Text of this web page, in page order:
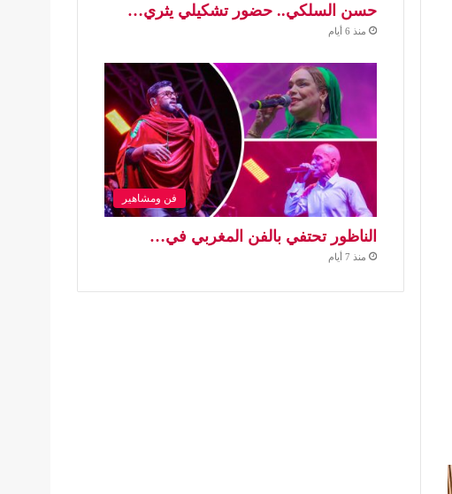
حسن السلكي.. حضور تشكيلي يثري…
منذ 6 أيام
فن ومشاهير
الناظور تحتفي بالفن المغربي في…
منذ 7 أيام